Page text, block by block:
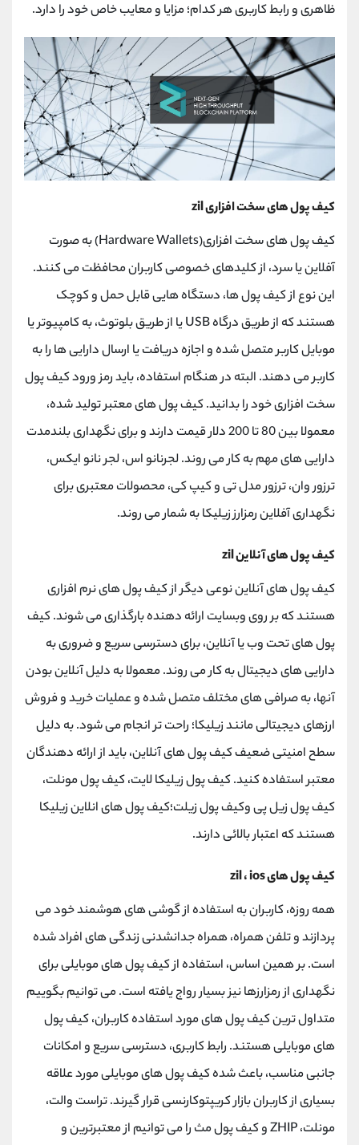
ظاهری و رابط کاربری هر کدام؛ مزایا و معایب خاص خود را دارد.
کیف پول های سخت افزاری zil
کیف پول های سخت افزاری(Hardware Wallets) به صورت
آفلاین یا سرد، از کلیدهای خصوصی کاربران محافظت می کنند.
این نوع از کیف پول ها، دستگاه هایی قابل حمل و کوچک
هستند که از طریق درگاه USB یا از طریق بلوتوث، به کامپیوتر یا
موبایل کاربر متصل شده و اجازه دریافت یا ارسال دارایی ها را به
کاربر می دهند. البته در هنگام استفاده، باید رمز ورود کیف پول
سخت افزاری خود را بدانید. کیف پول های معتبر تولید شده،
معمولا بین 80 تا 200 دلار قیمت دارند و برای نگهداری بلندمدت
دارایی های مهم به کار می روند. لجرنانو اس، لجر نانو ایکس،
ترزور وان، ترزور مدل تی و کیپ کی، محصولات معتبری برای
نگهداری آفلاین رمزارز زیلیکا به شمار می روند.
کیف پول های آنلاین zil
کیف پول های آنلاین نوعی دیگر از کیف پول های نرم افزاری
هستند که بر روی وبسایت ارائه دهنده بارگذاری می شوند. کیف
پول های تحت وب یا آنلاین، برای دسترسی سریع و ضروری به
دارایی های دیجیتال به کار می روند. معمولا به دلیل آنلاین بودن
آنها، به صرافی های مختلف متصل شده و عملیات خرید و فروش
ارزهای دیجیتالی مانند زیلیکا؛ راحت تر انجام می شود. به دلیل
سطح امنیتی ضعیف کیف پول های آنلاین، باید از ارائه دهندگان
معتبر استفاده کنید. کیف پول زیلیکا لایت، کیف پول مونلت،
کیف پول زیل پی وکیف پول زیلت؛کیف پول های انلاین زیلیکا
هستند که اعتبار بالائی دارند.
کیف پول های zil ، ios
همه روزه، کاربران به استفاده از گوشی های هوشمند خود می
پردازند و تلفن همراه، همراه جدانشدنی زندگی های افراد شده
است. بر همین اساس، استفاده از کیف پول های موبایلی برای
نگهداری از رمزارزها نیز بسیار رواج یافته است. می توانیم بگوییم
متداول ترین کیف پول های مورد استفاده کاربران، کیف پول
های موبایلی هستند. رابط کاربری، دسترسی سریع و امکانات
جانبی مناسب، باعث شده کیف پول های موبایلی مورد علاقه
بسیاری از کاربران بازار کریپتوکارنسی قرار گیرند. تراست والت،
مونلت، ZHIP و کیف پول مث را می توانیم از معتبرترین و